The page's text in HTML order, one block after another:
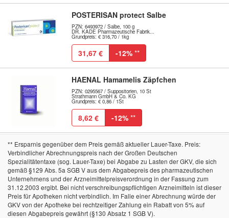
POSTERISAN protect Salbe
PZN: 6493972 / Salbe, 100 g
DR. KADE Pharmazeutische Fabrik...
Grundpreis: € 316,70 / 1kg
31,67 € -12% **
HAENAL Hamamelis Zäpfchen
PZN: 0295567 / Suppositorien, 10 St
Strathmann GmbH & Co. KG
Grundpreis: € 0,86 / 1St
8,62 € -12% **
** Ersparnis gegenüber dem Preis gemäß aktueller Lauer-Taxe. Preis:
Verbindlicher Abrechnungspreis nach der Großen Deutschen
Spezialitätentaxe (sog. Lauer-Taxe) bei Abgabe zu Lasten der GKV, die sich
gemäß §129 Abs. 5a SGB V aus dem Abgabepreis des pharmazeutischen
Unternehmens und der Arzneimittelpreisverordnung in der Fassung zum
31.12.2003 ergibt. Bei nicht verschreibungspflichtigen Arzneimitteln ist dieser
Preis für Apotheken nicht verbindlich. Im Falle einer Abrechnung würde der
GKV von der Apotheke bei rechtzeitiger Zahlung ein Rabatt von 5% auf
diesen Abgabepreis gewährt (§130 Absatz 1 SGB V).